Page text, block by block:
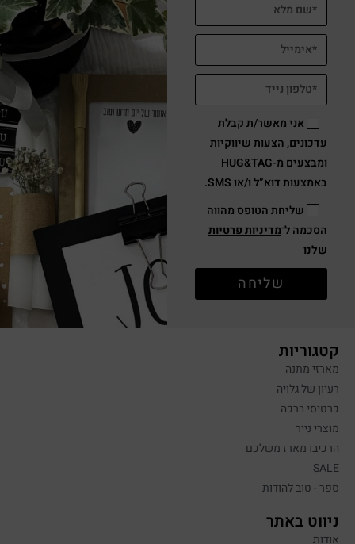
אני מאשר/ת קבלת
עדכונים, הצעות שיווקיות
ומבצעים מ-HUG&TAG
באמצעות דוא”ל ו/או SMS.
שליחת הטופס מהווה
הסכמה ל־מדיניות פרטיות
שלנו
שליחה
קטגוריות
מארזי מתנה
רעיון של גלויה
כרטיסי ברכה
מוצרי נייר
הרכיבו מארז משלכם
SALE
ספר - טוב להודות
ניווט באתר
אודות